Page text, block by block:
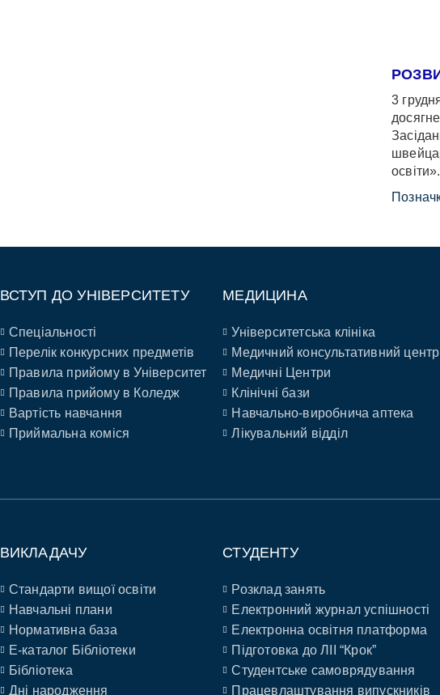
3
ВСТУП ДО УНІВЕРСИТЕТУ
Спеціальності
Перелік конкурсних предметів
Правила прийому в Університет
Правила прийому в Коледж
Вартість навчання
Приймальна коміся
МЕДИЦИНА
Університетська клініка
Медичний консультативний центр
Медичні Центри
Клінічні бази
Навчально-виробнича аптека
Лікувальний відділ
ВИКЛАДАЧУ
Стандарти вищої освіти
Навчальні плани
Нормативна база
E-каталог Бібліотеки
Бібліотека
Дні народження
СТУДЕНТУ
Розклад занять
Електронний журнал успішності
Електронна освітня платформа
Підготовка до ЛІІ “Крок”
Студентське самоврядування
Працевлаштування випускників